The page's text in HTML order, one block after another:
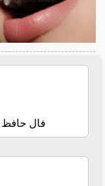
فال حافظ